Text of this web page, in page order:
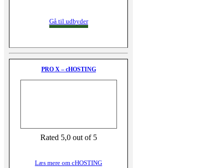
Gå til udbyder
PRO X – cHOSTING
Rated 5,0 out of 5
Læs mere om cHOSTING